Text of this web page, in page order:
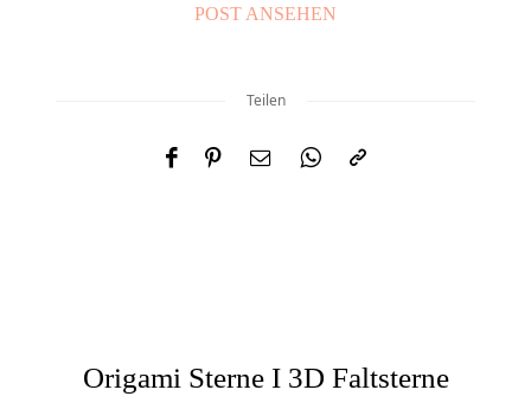
POST ANSEHEN
Teilen
Origami Sterne I 3D Faltsterne